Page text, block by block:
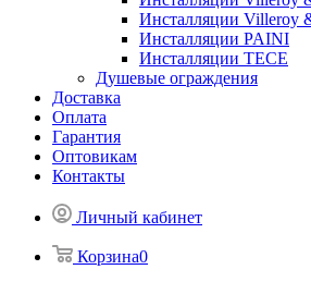
Инсталляции Villeroy
Инсталляции PAINI
Инсталляции TECE
Душевые ограждения
Доставка
Оплата
Гарантия
Оптовикам
Контакты
Личный кабинет
Корзина0